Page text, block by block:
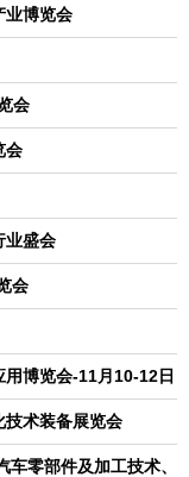
业博览会
会
会
业盛会
会
博览会-11月10-12日
技术装备展览会
零部件及加工技术、